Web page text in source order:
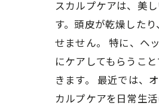
スカルプケアは、美
す。頭皮が乾燥した
せません。 特に、ヘ
にケアしてもらうこ
きます。 最近では、
カルプケアを日常生